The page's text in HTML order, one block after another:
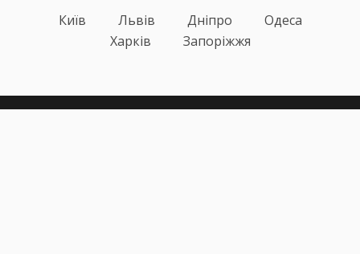
Київ Львів Дніпро
Одеса
Харків
Запоріжжя